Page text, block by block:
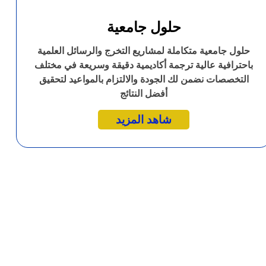
حلول جامعية
حلول جامعية متكاملة لمشاريع التخرج والرسائل العلمية
باحترافية عالية ترجمة أكاديمية دقيقة وسريعة في مختلف
التخصصات نضمن لك الجودة والالتزام بالمواعيد لتحقيق
أفضل النتائج
شاهد المزيد